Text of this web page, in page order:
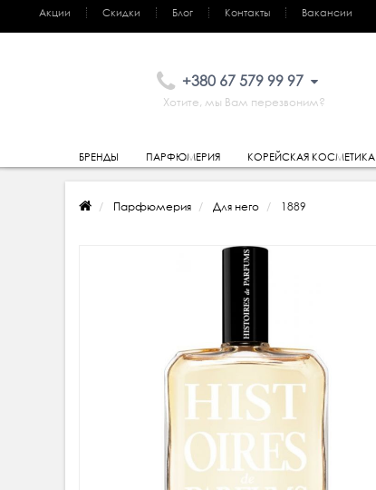
Акции Скидки Блог Контакты Вакансии
+380 67 579 99 97
Хотите, мы Вам перезвоним?
БРЕНДЫ ПАРФЮМЕРИЯ КОРЕЙСКАЯ КОСМЕТИКА
Парфюмерия Для него 1889